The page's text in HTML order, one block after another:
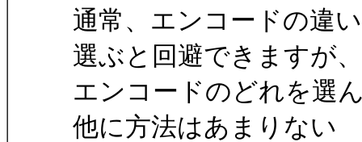
通常、エンコードの違
選ぶと回避できますが、
エンコードのどれを選
他に方法はあまりない